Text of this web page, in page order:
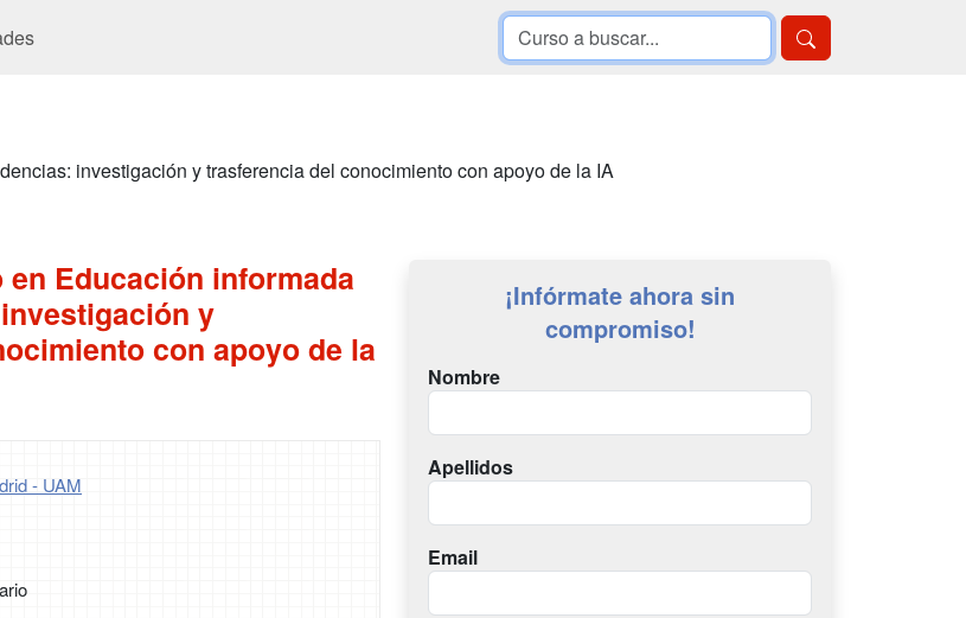
investigación y trasferencia del conocimiento con apoyo de la IA
Educación informada
y
con apoyo de la
- UAM
¡Infórmate ahora sin
compromiso!
Nombre
Apellidos
Email